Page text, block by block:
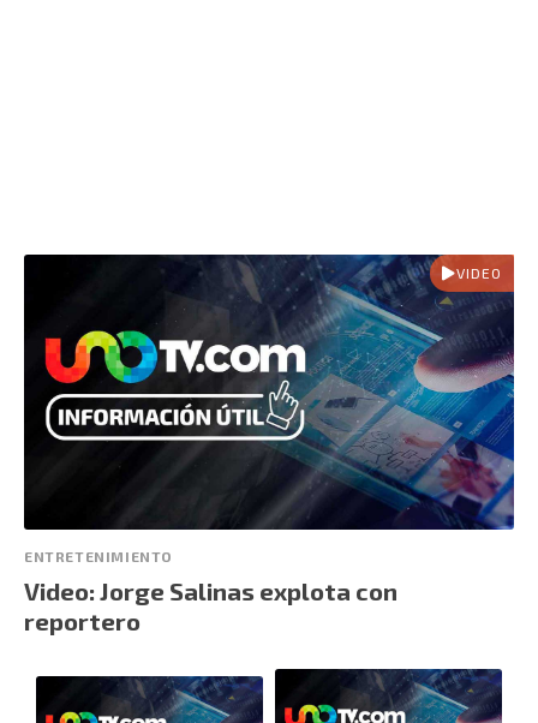
VIDEO
ENTRETENIMIENTO
Video: Jorge Salinas explota con
reportero